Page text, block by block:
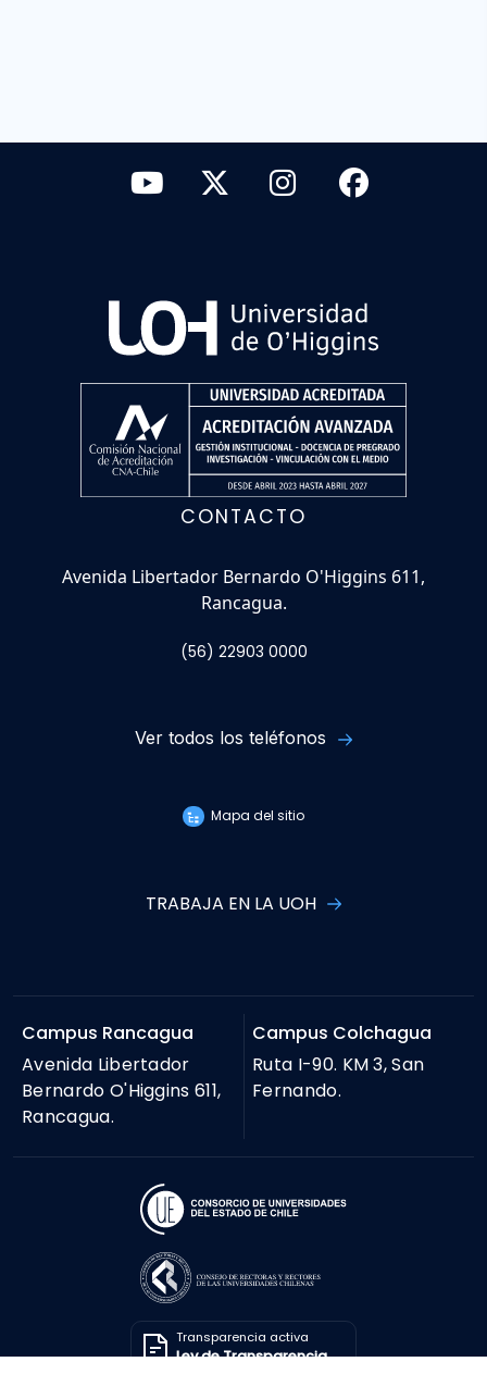
CONTACTO
Avenida Libertador Bernardo O'Higgins 611,
Rancagua.
(56) 22903 0000
Ver todos los teléfonos
Mapa del sitio
TRABAJA EN LA UOH
Campus Rancagua
Avenida Libertador
Bernardo O'Higgins 611,
Rancagua.
Campus Colchagua
Ruta I-90. KM 3, San
Fernando.
Transparencia activa
Ley de Transparencia